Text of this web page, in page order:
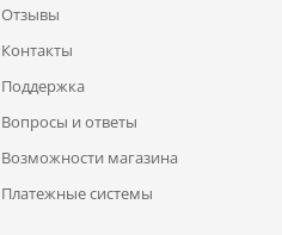
Отзывы
Контакты
Поддержка
Вопросы и ответы
Возможности магазина
Платежные системы